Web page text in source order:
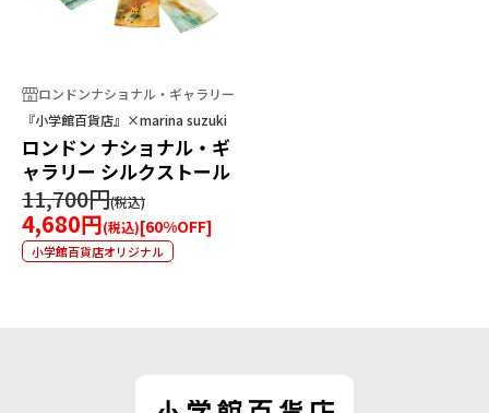
ロンドンナショナル・ギャラリー
『小学館百貨店』×marina suzuki
ロンドン ナショナル・ギ
ャラリー シルクストール
11,700円
4,680円 [60%OFF]
小学館百貨店オリジナル